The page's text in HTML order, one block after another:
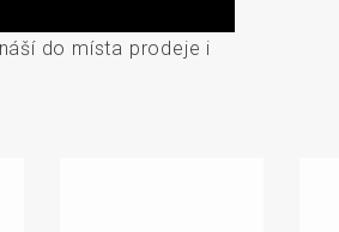
do místa prodeje i